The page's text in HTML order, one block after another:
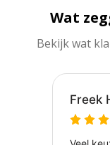
Wat
Bekijk wat